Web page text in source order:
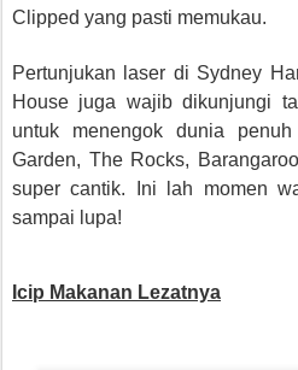
Clipped yang pasti memukau.
Pertunjukan laser di Sydney
House juga wajib dikunjungi
untuk menengok dunia
Garden, The Rocks,
super cantik. Ini lah momen
sampai lupa!
Icip Makanan Lezatnya